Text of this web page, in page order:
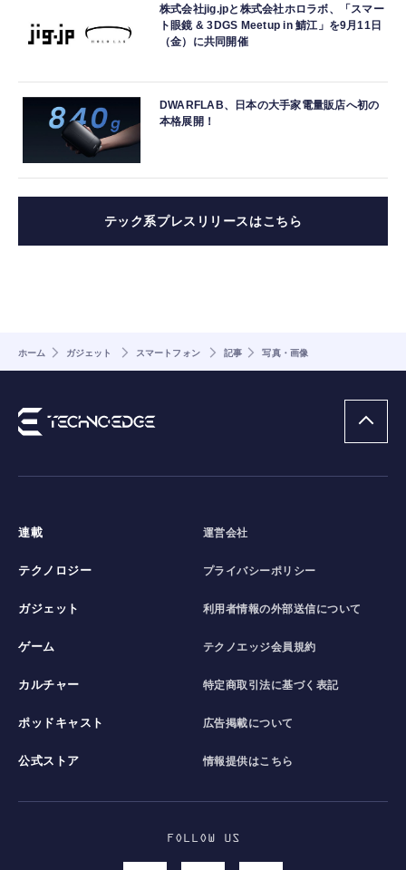
株式会社jig.jpと株式会社ホロラボ、「スマー
ト眼鏡 & 3DGS Meetup in 鯖江」を9月11日
（金）に共同開催
DWARFLAB、日本の大手家電量販店へ初の
本格展開！
テック系プレスリリースはこちら
ホーム ガジェット スマートフォン 記事 写真・画像
連載
テクノロジー
ガジェット
ゲーム
カルチャー
ポッドキャスト
公式ストア
運営会社
プライバシーポリシー
利用者情報の外部送信について
テクノエッジ会員規約
特定商取引法に基づく表記
広告掲載について
情報提供はこちら
FOLLOW US